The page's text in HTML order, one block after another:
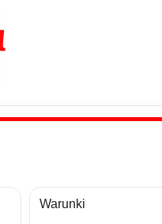
Warunki